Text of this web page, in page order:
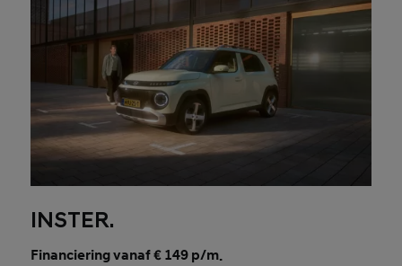
INSTER.
Financiering vanaf € 149 p/m.